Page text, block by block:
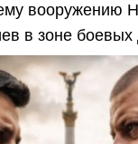
вооружению
в зоне боевых